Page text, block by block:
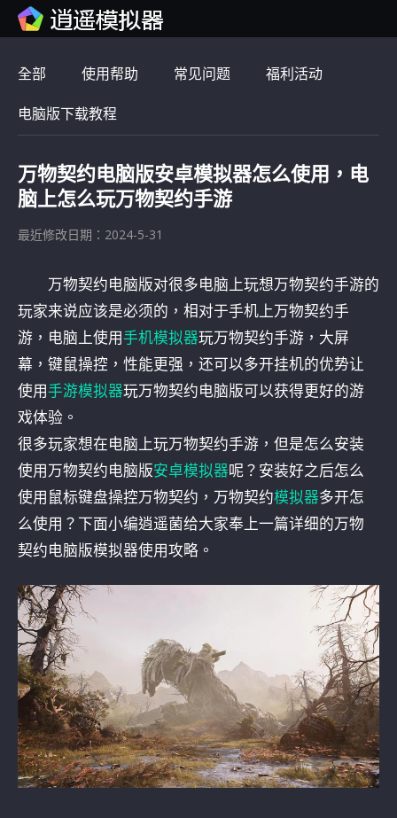
全部 使用帮助 常见问题 福利活动
电脑版下载教程
万物契约电脑版安卓模拟器怎么使用，电
脑上怎么玩万物契约手游
最近修改日期：2024-5-31
万物契约电脑版对很多电脑上玩想万物契约手游的
玩家来说应该是必须的，相对于手机上万物契约手
游，电脑上使用手机模拟器玩万物契约手游，大屏
幕，键鼠操控，性能更强，还可以多开挂机的优势让
使用手游模拟器玩万物契约电脑版可以获得更好的游
戏体验。
很多玩家想在电脑上玩万物契约手游，但是怎么安装
使用万物契约电脑版安卓模拟器呢？安装好之后怎么
使用鼠标键盘操控万物契约，万物契约模拟器多开怎
么使用？下面小编逍遥菌给大家奉上一篇详细的万物
契约电脑版模拟器使用攻略。